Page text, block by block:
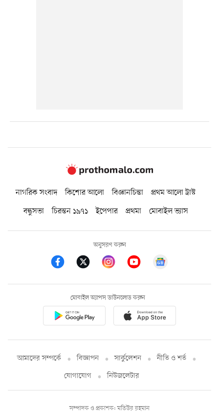
নাগরিক সংবাদ কিশোর আলো বিজ্ঞানচিন্তা
প্রথম আলো ট্রাস্ট
বন্ধুসভা
চিরন্তন ১৯৭১ ইপেপার প্রথমা মোবাইল ভ্যাস
অনুসরণ করুন
মোবাইল অ্যাপস ডাউনলোড করুন
আমাদের সম্পর্কে বিজ্ঞাপন সার্কুলেশন
নীতি ও শর্ত
যোগাযোগ
নিউজলেটার
সম্পাদক ও প্রকাশক: মতিউর রহমান